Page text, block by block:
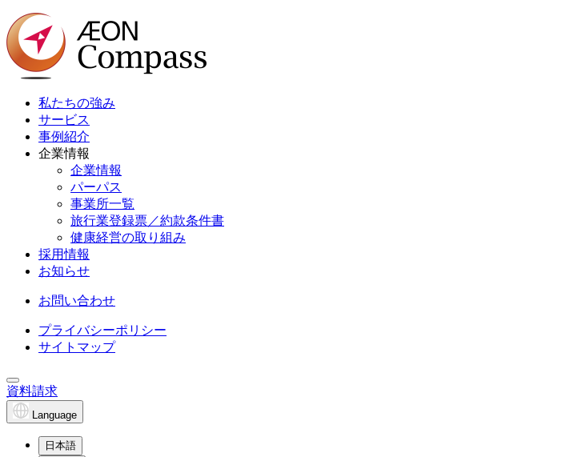
私たちの強み
サービス
事例紹介
企業情報
企業情報
パーパス
事業所一覧
旅行業登録票／約款条件書
健康経営の取り組み
採用情報
お知らせ
お問い合わせ
プライバシーポリシー
サイトマップ
資料請求
Language
日本語